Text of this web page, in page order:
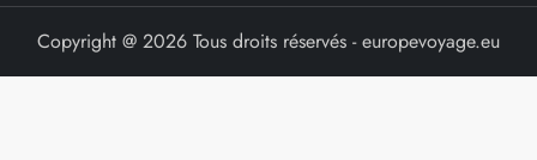
Copyright @ 2026 Tous droits réservés - europevoyage.eu